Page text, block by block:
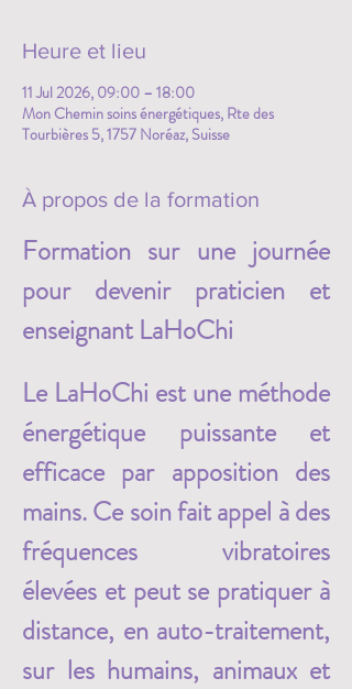
Heure et lieu
11 Jul 2026, 09:00 – 18:00
Mon Chemin soins énergétiques, Rte des
Tourbières 5, 1757 Noréaz, Suisse
À propos de la formation
Formation sur une journée
pour devenir praticien et
enseignant LaHoChi
Le LaHoChi est une méthode
énergétique puissante et
efficace par apposition des
mains. Ce soin fait appel à des
fréquences vibratoires
élevées et peut se pratiquer à
distance, en auto-traitement,
sur les humains, animaux et